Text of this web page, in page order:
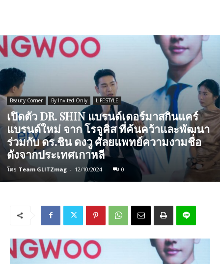
Beauty Corner By Invited Only LIFESTYLE
เปิดตัว DR. SHIN แบรนด์เดอร์มาสกินแคร์
แบรนด์ใหม่ จาก โรจูคิส ที่ค้นคว้าและพัฒนา
ร่วมกับ ดร.ชิน ดงวู ศัลยแพทย์ความงามชื่อ
ดังจากประเทศเกาหลี
โดย Team GLITZmag - 12/10/2024 0